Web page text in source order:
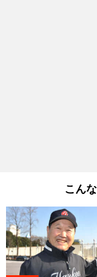
こん